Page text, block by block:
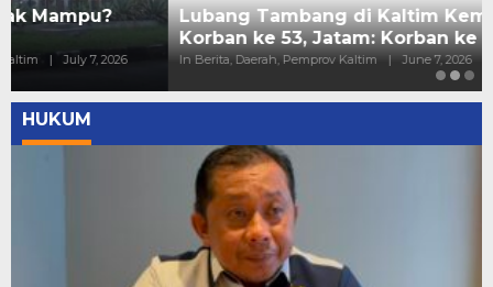
Lubang Tambang di Kaltim Kembali Memakan
Korban ke 53, Jatam: Korban ke 4 PT ECI
In Berita, Daerah, Pemprov Kaltim | June 7, 2026
HUKUM